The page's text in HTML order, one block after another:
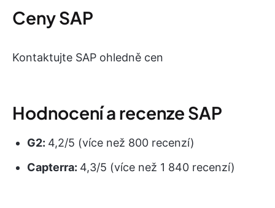
Ceny SAP
Kontaktujte SAP ohledně cen
Hodnocení a recenze SAP
G2: 4,2/5 (více než 800 recenzí)
Capterra: 4,3/5 (více než 1 840 recenzí)